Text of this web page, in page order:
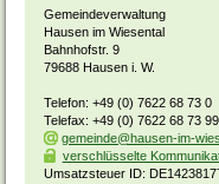
Gemeindeverwaltung
Hausen im Wiesental
Bahnhofstr. 9
79688 Hausen i. W.
Telefon: +49 (0) 7622 68 73 0
Telefax: +49 (0) 7622 68 73 99
gemeinde@hausen-im-
verschlüsselte
Umsatzsteuer ID: